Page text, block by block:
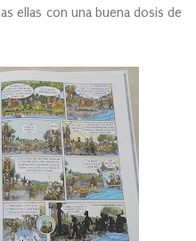
ellas con una buena dosis de